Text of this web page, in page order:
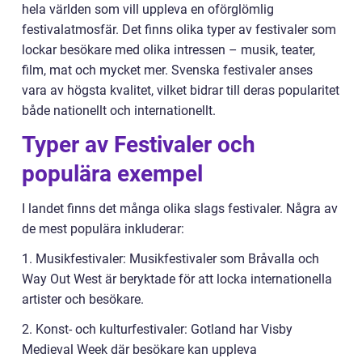
hela världen som vill uppleva en oförglömlig
festivalatmosfär. Det finns olika typer av festivaler som
lockar besökare med olika intressen – musik, teater,
film, mat och mycket mer. Svenska festivaler anses
vara av högsta kvalitet, vilket bidrar till deras popularitet
både nationellt och internationellt.
Typer av Festivaler och
populära exempel
I landet finns det många olika slags festivaler. Några av
de mest populära inkluderar:
1. Musikfestivaler: Musikfestivaler som Bråvalla och
Way Out West är beryktade för att locka internationella
artister och besökare.
2. Konst- och kulturfestivaler: Gotland har Visby
Medieval Week där besökare kan uppleva